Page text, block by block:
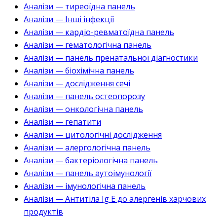
Аналізи — тиреоїдна панель
Аналізи — Інші інфекції
Аналізи — кардіо-ревматоїдна панель
Аналізи — гематологічна панель
Аналізи — панель пренатальної діагностики
Аналізи — біохімічна панель
Аналізи — дослідження сечі
Аналізи — панель остеопорозу
Аналізи — онкологічна панель
Аналізи — гепатити
Аналізи — цитологічні дослідження
Аналізи — алергологічна панель
Аналізи — бактеріологічна панель
Аналізи — панель аутоімунології
Аналізи — імунологічна панель
Аналізи — Антитіла Ig E до алергенів харчових
продуктів